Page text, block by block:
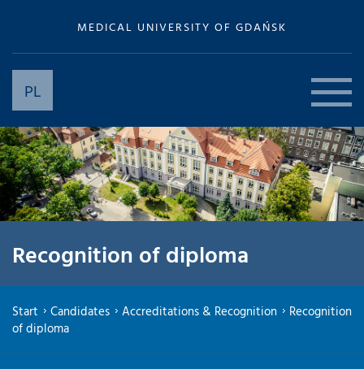
MEDICAL UNIVERSITY OF GDAŃSK
PL
Recognition of diploma
Start Candidates Accreditations & Recognition
Recognition
of diploma